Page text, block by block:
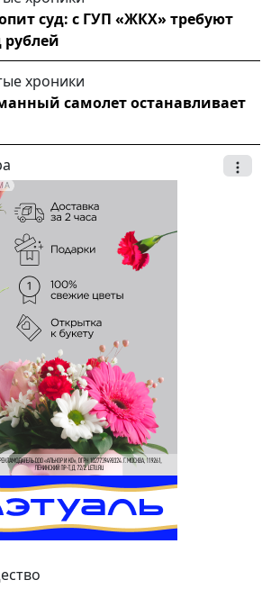
суд: с ГУП «ЖКХ» требуют
рублей
хроники
самолет останавливает